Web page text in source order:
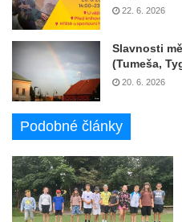
22. 6. 2026
Slavnosti
(Tumeša,
20. 6. 2026
Podobné články